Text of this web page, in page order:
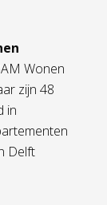
Wonen
zijn 48
in
Delft